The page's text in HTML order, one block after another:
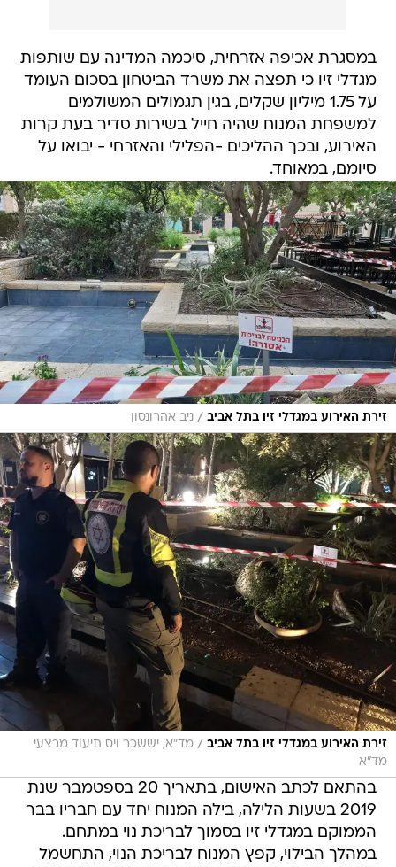
במסגרת אכיפה אזרחית, סיכמה המדינה עם שותפות
מגדלי זיו כי תפצה את משרד הביטחון בסכום העומד
על 1.75 מיליון שקלים, בגין תגמולים המשולמים
למשפחת המנוח שהיה חייל בשירות סדיר בעת קרות
האירוע, ובכך ההליכים -הפלילי והאזרחי - יבואו על
סיומם, במאוחד.
זירת האירוע במגדלי זיו בתל אביב / ניב אהרונסון
זירת האירוע במגדלי זיו בתל אביב / מד"א, יששכר ויס תיעוד מבצעי
מד"א
בהתאם לכתב האישום, בתאריך 20 בספטמבר שנת
2019 בשעות הלילה, בילה המנוח יחד עם חבריו בבר
הממוקם במגדלי זיו בסמוך לבריכת נוי במתחם.
במהלך הבילוי, קפץ המנוח לבריכת הנוי, התחשמל